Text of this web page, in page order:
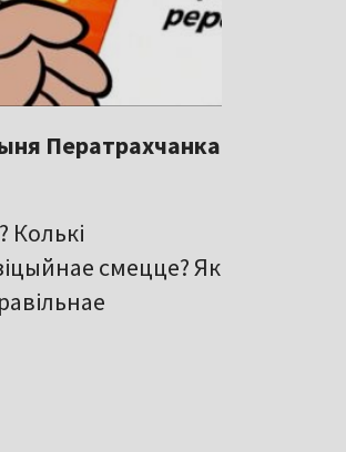
Ператрахчанка
Колькі
смецце? Як